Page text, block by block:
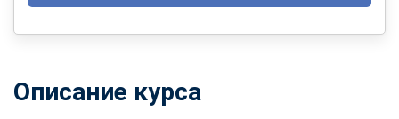
Описание курса